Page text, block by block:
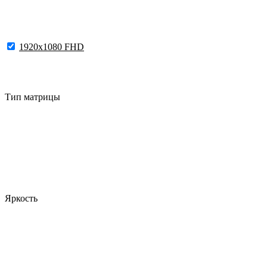
1920x1080 FHD
Тип матрицы
Яркость